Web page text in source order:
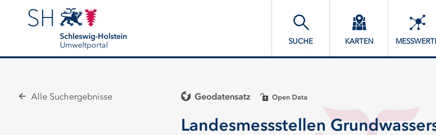
Schleswig-Holstein
Umweltportal
SUCHE KARTEN
Alle Suchergebnisse Geodatensatz Open Data
Landesmessstellen